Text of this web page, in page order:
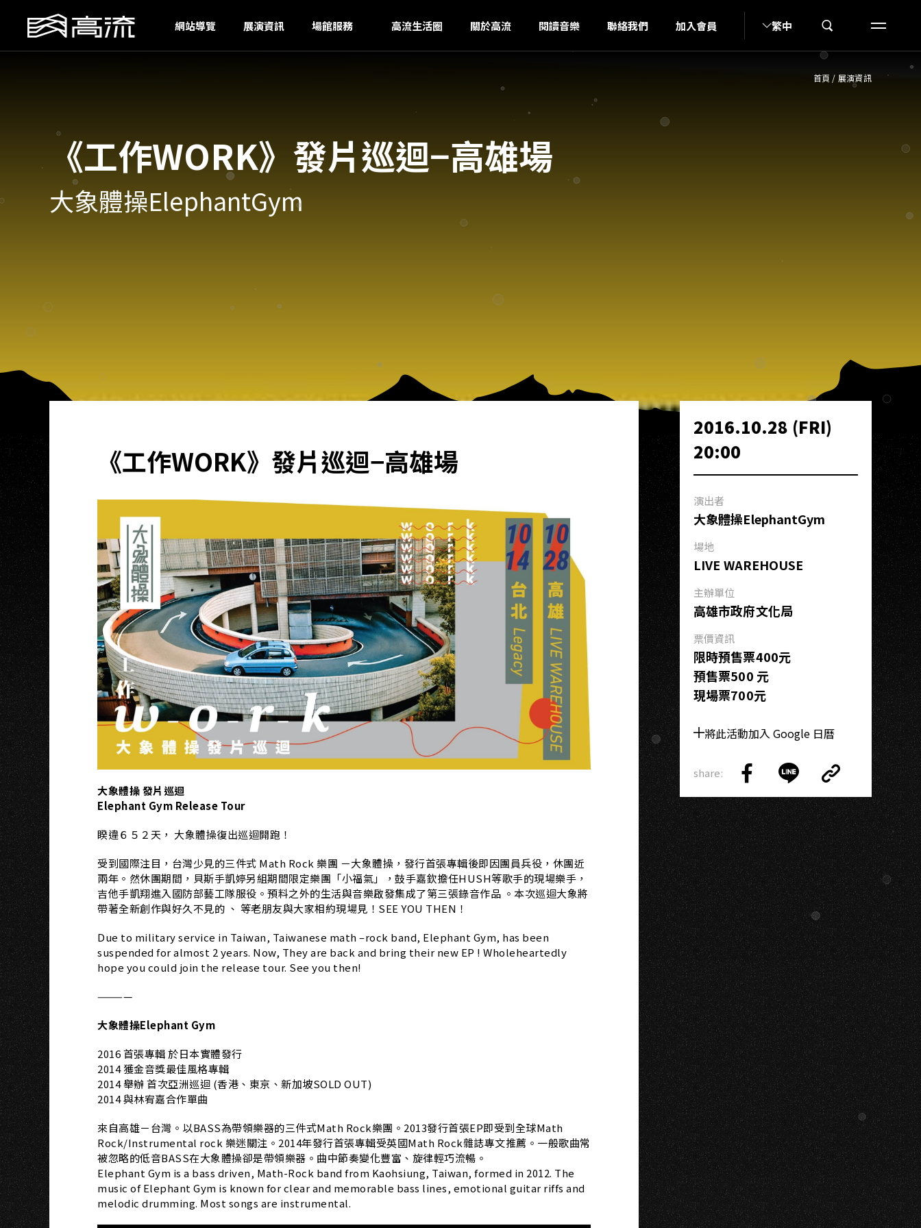
網站導覽 展演資訊 場館服務 高流生活圈 關於高流 閱讀音樂 聯絡我們 加入會員 繁中
首頁 / 展演資訊
《工作WORK》發片巡迴−高雄場
大象體操ElephantGym
《工作WORK》發片巡迴−高雄場
大象體操 發片巡迴
Elephant Gym Release Tour
睽違６５２天， 大象體操復出巡迴開跑！
受到國際注目，台灣少見的三件式 Math Rock 樂團 －大象體操，發行首張專輯後即因團員兵役，休團近
兩年。然休團期間，貝斯手凱婷另組期間限定樂團「小福氣」，鼓手嘉欽擔任HUSH等歌手的現場樂手，
吉他手凱翔進入國防部藝工隊服役。預料之外的生活與音樂啟發集成了第三張錄音作品 。本次巡迴大象將
帶著全新創作與好久不見的 、 等老朋友與大家相約現場見！SEE YOU THEN！
Due to military service in Taiwan, Taiwanese math –rock band, Elephant Gym, has been
suspended for almost 2 years. Now, They are back and bring their new EP ! Wholeheartedly
hope you could join the release tour. See you then!
————
大象體操Elephant Gym
2016 首張專輯 於日本實體發行
2014 獲金音獎最佳風格專輯
2014 舉辦 首次亞洲巡迴 (香港、東京、新加坡SOLD OUT)
2014 與林宥嘉合作單曲
來自高雄－台灣。以BASS為帶領樂器的三件式Math Rock樂團。2013發行首張EP即受到全球Math
Rock/Instrumental rock 樂迷關注。2014年發行首張專輯受英國Math Rock雜誌專文推薦。一般歌曲常
被忽略的低音BASS在大象體操卻是帶領樂器。曲中節奏變化豐富、旋律輕巧流暢。
Elephant Gym is a bass driven, Math-Rock band from Kaohsiung, Taiwan, formed in 2012. The
music of Elephant Gym is known for clear and memorable bass lines, emotional guitar riffs and
melodic drumming. Most songs are instrumental.
2016.10.28 (FRI)
20:00
演出者
大象體操ElephantGym
場地
LIVE WAREHOUSE
主辦單位
高雄市政府文化局
票價資訊
限時預售票400元
預售票500 元
現場票700元
將此活動加入 Google 日曆
share:
on
Facebook
on
LINE
Link
Copy
Link